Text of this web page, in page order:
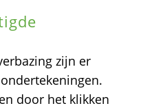
zijn er
door het klikken